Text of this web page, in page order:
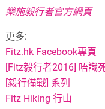
樂施毅行者官方網頁
更多:
Fitz.hk Facebook專頁
[Fitz毅行者2016] 唔識
[毅行備戰] 系列
Fitz Hiking 行山